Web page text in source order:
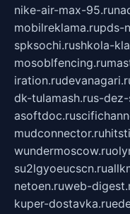
nike-air-max-95.ru
mobilreklama.rupds-
spksochi.rushkola-
mosoblfencing.ru
iration.ru
dk-tulamash.rus-dez-
asoftdoc.ru
mudconnector.ru
wundermoscow.ru
su2lgyoeucscn.ru
netoen.ruweb-
kuper-dostavka.ru